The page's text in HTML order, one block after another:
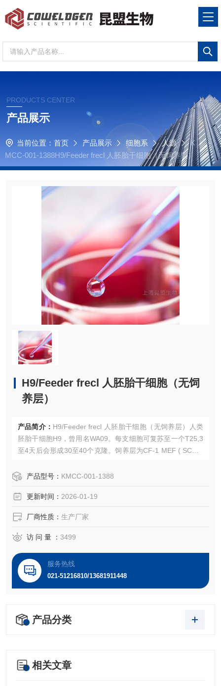
PRODUCTS CENTER
产品展示
当前位置： 首页 产品展示 细胞系 人源
K
MCC-001-1388H9/Feeder frecl 人胚胎干细胞（无饲养层）
H9/Feeder frecl 人胚胎干细胞（无饲
养层）
产品简介： H9/Feeder frecl 人胚胎干细胞（无饲养层）人类
胚胎干细胞H9，曾用名WA09。每支细胞可复苏至一个T25,3
至4天后会形成30至40个克隆。饲养层为CF-1 MEF ( SCSP-
S818: 11,12；D13S317: 9；D7S820: 9,11；D16S539: 12,1
产品型号： KMCC-001-1388
更新时间： 2026-01-19
厂商性质： 生产厂家
访 问 量 ： 3499
服务热线
021-51216810/13681911448
产品分类
相关文章